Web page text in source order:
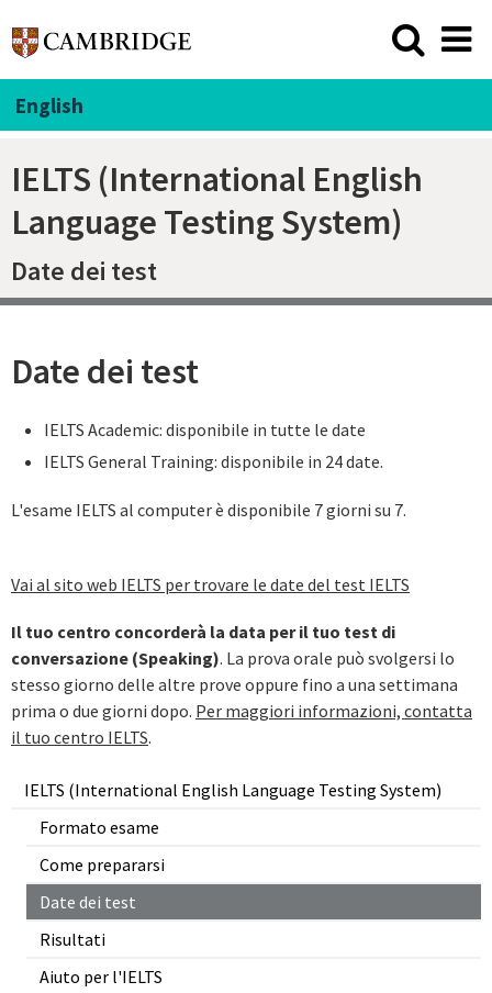
English
IELTS (International English
Language Testing System)
Date dei test
IELTS (International English Language Testing System)
Formato esame
Come prepararsi
Date dei test
Risultati
Aiuto per l'IELTS
Date dei test
IELTS Academic: disponibile in tutte le date
IELTS General Training: disponibile in 24 date.
L'esame IELTS al computer è disponibile 7 giorni su 7.
Vai al sito web IELTS per trovare le date del test IELTS
Il tuo centro concorderà la data per il tuo test di
conversazione (Speaking). La prova orale può svolgersi lo
stesso giorno delle altre prove oppure fino a una settimana
prima o due giorni dopo. Per maggiori informazioni, contatta
il tuo centro IELTS.